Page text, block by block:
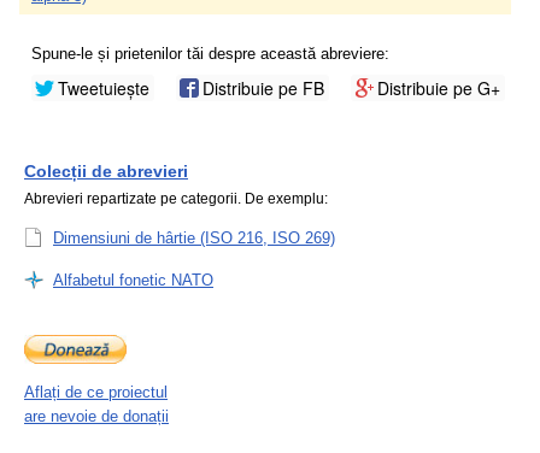
Spune-le și prietenilor tăi despre această abreviere:
Tweetuiește Distribuie pe FB Distribuie pe G+
Colecții de abrevieri
Abrevieri repartizate pe categorii. De exemplu:
Dimensiuni de hârtie (ISO 216, ISO 269)
Alfabetul fonetic NATO
Aflați de ce proiectul
are nevoie de donații